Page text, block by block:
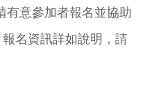
有意參加者報名並協助
名資訊詳如說明，請